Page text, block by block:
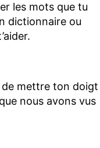
les mots que tu
dictionnaire ou
mettre ton doigt
nous avons vus